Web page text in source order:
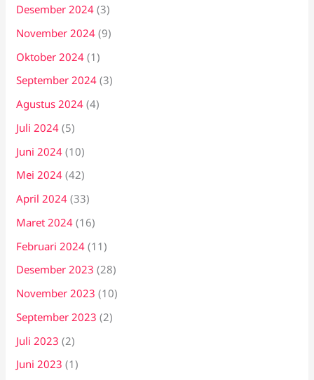
Desember 2024 (3)
November 2024 (9)
Oktober 2024 (1)
September 2024 (3)
Agustus 2024 (4)
Juli 2024 (5)
Juni 2024 (10)
Mei 2024 (42)
April 2024 (33)
Maret 2024 (16)
Februari 2024 (11)
Desember 2023 (28)
November 2023 (10)
September 2023 (2)
Juli 2023 (2)
Juni 2023 (1)